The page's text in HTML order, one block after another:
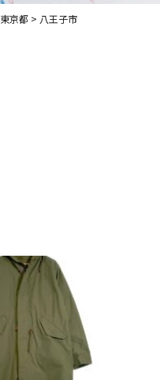
東京都 > 八王子市